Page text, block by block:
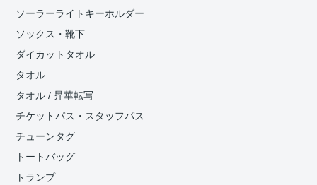
ソーラーライトキーホルダー
ソックス・靴下
ダイカットタオル
タオル
タオル / 昇華転写
チケットパス・スタッフパス
チューンタグ
トートバッグ
トランプ